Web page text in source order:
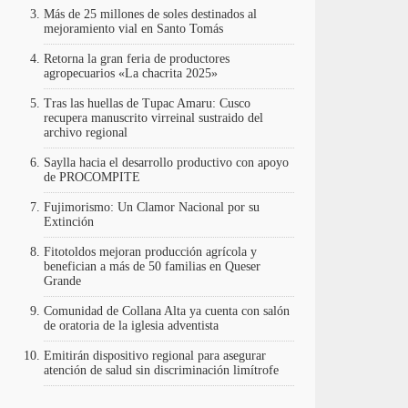
Más de 25 millones de soles destinados al
mejoramiento vial en Santo Tomás
Retorna la gran feria de productores
agropecuarios «La chacrita 2025»
Tras las huellas de Tupac Amaru: Cusco
recupera manuscrito virreinal sustraido del
archivo regional
Saylla hacia el desarrollo productivo con apoyo
de PROCOMPITE
Fujimorismo: Un Clamor Nacional por su
Extinción
Fitotoldos mejoran producción agrícola y
benefician a más de 50 familias en Queser
Grande
Comunidad de Collana Alta ya cuenta con salón
de oratoria de la iglesia adventista
Emitirán dispositivo regional para asegurar
atención de salud sin discriminación limítrofe